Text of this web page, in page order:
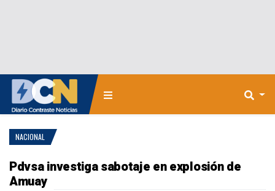
NACIONAL
Pdvsa investiga sabotaje en explosión de
Amuay